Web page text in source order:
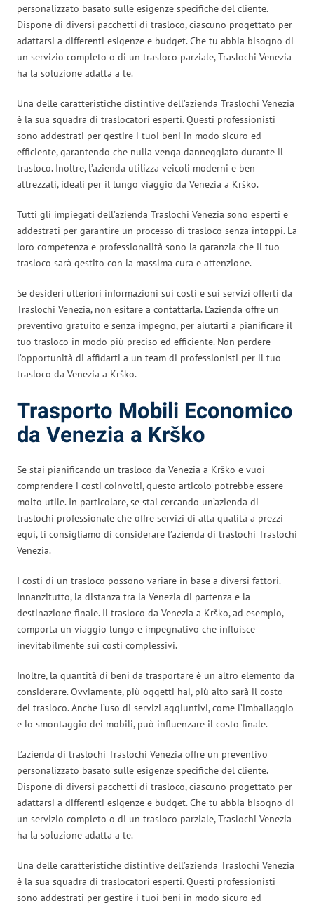
personalizzato basato sulle esigenze specifiche del cliente.
Dispone di diversi pacchetti di trasloco, ciascuno progettato per
adattarsi a differenti esigenze e budget. Che tu abbia bisogno di
un servizio completo o di un trasloco parziale, Traslochi Venezia
ha la soluzione adatta a te.
Una delle caratteristiche distintive dell’azienda Traslochi Venezia
è la sua squadra di traslocatori esperti. Questi professionisti
sono addestrati per gestire i tuoi beni in modo sicuro ed
efficiente, garantendo che nulla venga danneggiato durante il
trasloco. Inoltre, l’azienda utilizza veicoli moderni e ben
attrezzati, ideali per il lungo viaggio da Venezia a Krško.
Tutti gli impiegati dell’azienda Traslochi Venezia sono esperti e
addestrati per garantire un processo di trasloco senza intoppi. La
loro competenza e professionalità sono la garanzia che il tuo
trasloco sarà gestito con la massima cura e attenzione.
Se desideri ulteriori informazioni sui costi e sui servizi offerti da
Traslochi Venezia, non esitare a contattarla. L’azienda offre un
preventivo gratuito e senza impegno, per aiutarti a pianificare il
tuo trasloco in modo più preciso ed efficiente. Non perdere
l’opportunità di affidarti a un team di professionisti per il tuo
trasloco da Venezia a Krško.
Trasporto Mobili Economico
da Venezia a Krško
Se stai pianificando un trasloco da Venezia a Krško e vuoi
comprendere i costi coinvolti, questo articolo potrebbe essere
molto utile. In particolare, se stai cercando un’azienda di
traslochi professionale che offre servizi di alta qualità a prezzi
equi, ti consigliamo di considerare l’azienda di traslochi Traslochi
Venezia.
I costi di un trasloco possono variare in base a diversi fattori.
Innanzitutto, la distanza tra la Venezia di partenza e la
destinazione finale. Il trasloco da Venezia a Krško, ad esempio,
comporta un viaggio lungo e impegnativo che influisce
inevitabilmente sui costi complessivi.
Inoltre, la quantità di beni da trasportare è un altro elemento da
considerare. Ovviamente, più oggetti hai, più alto sarà il costo
del trasloco. Anche l’uso di servizi aggiuntivi, come l’imballaggio
e lo smontaggio dei mobili, può influenzare il costo finale.
L’azienda di traslochi Traslochi Venezia offre un preventivo
personalizzato basato sulle esigenze specifiche del cliente.
Dispone di diversi pacchetti di trasloco, ciascuno progettato per
adattarsi a differenti esigenze e budget. Che tu abbia bisogno di
un servizio completo o di un trasloco parziale, Traslochi Venezia
ha la soluzione adatta a te.
Una delle caratteristiche distintive dell’azienda Traslochi Venezia
è la sua squadra di traslocatori esperti. Questi professionisti
sono addestrati per gestire i tuoi beni in modo sicuro ed